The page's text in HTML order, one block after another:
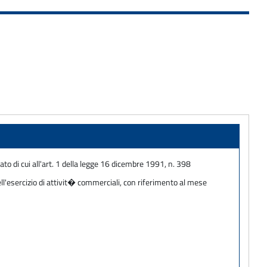
di cui all'art. 1 della legge 16 dicembre 1991, n. 398
di attivit� commerciali, con riferimento al mese